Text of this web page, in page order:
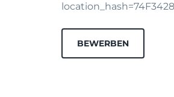
BEWERBEN